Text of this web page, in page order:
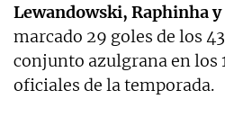
Lewandowski, Raphinha
marcado 29 goles de los
conjunto azulgrana en los
oficiales de la temporada.